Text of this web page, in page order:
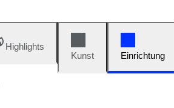
Highlights
Kunst
Einrichtung